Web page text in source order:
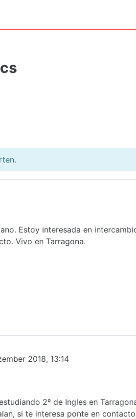
Estoy interesada en
Vivo en Tarragona.
2018, 13:14
2º de Ingles en
si te interesa ponte en